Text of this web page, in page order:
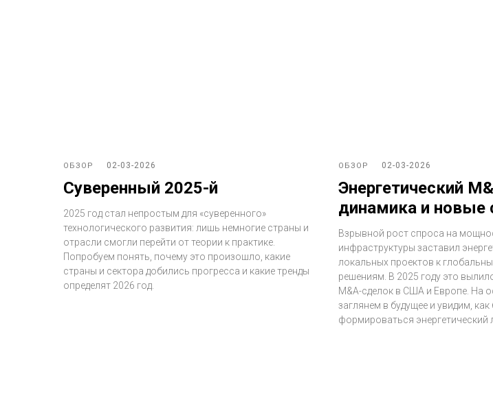
ОБЗОР 02-03-2026
Суверенный 2025-й
2025 год стал непростым для «суверенного»
технологического развития: лишь немногие страны и
отрасли смогли перейти от теории к практике.
Попробуем понять, почему это произошло, какие
страны и сектора добились прогресса и какие тренды
определят 2026 год.
ОБЗОР 02-03-2026
Энергетический
динамика и новые
Взрывной рост спроса на
инфраструктуры заставил
локальных проектов к
решениям. В 2025 году это
M&A-сделок в США и Европе. На
заглянем в будущее и увидим, как
формироваться энергетический